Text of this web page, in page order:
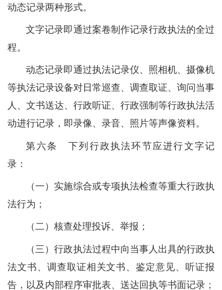
动态记录两种形式。
文字记录即通过案卷制作记录行政执法的全过
程。
动态记录即通过执法记录仪、照相机、摄像机
等执法记录设备对日常巡查、调查取证、询问当事
人、文书送达、行政听证、行政强制等行政执法活
动进行记录，即录像、录音、照片等声像资料。
第六条
下列行政执法环节应进行文字记
录：
（一）实施综合或专项执法检查等重大行政执
法行为；
（二）核查处理投诉、举报；
（三）行政执法过程中向当事人出具的行政执
法文书、调查取证相关文书、鉴定意见、听证报
告，以及内部程序审批表、送达回执等书面记录；